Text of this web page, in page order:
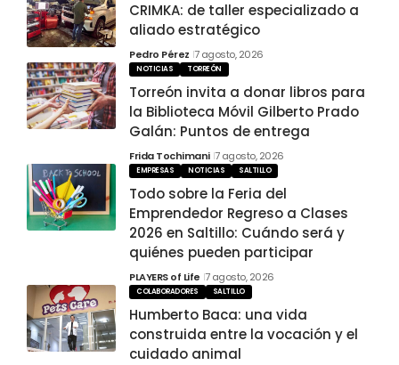
CRIMKA: de taller especializado a
aliado estratégico
Pedro Pérez 7 agosto, 2026
NOTICIAS TORREÓN
Torreón invita a donar libros para
la Biblioteca Móvil Gilberto Prado
Galán: Puntos de entrega
Frida Tochimani 7 agosto, 2026
EMPRESAS NOTICIAS SALTILLO
Todo sobre la Feria del
Emprendedor Regreso a Clases
2026 en Saltillo: Cuándo será y
quiénes pueden participar
PLAYERS of Life 7 agosto, 2026
COLABORADORES SALTILLO
Humberto Baca: una vida
construida entre la vocación y el
cuidado animal